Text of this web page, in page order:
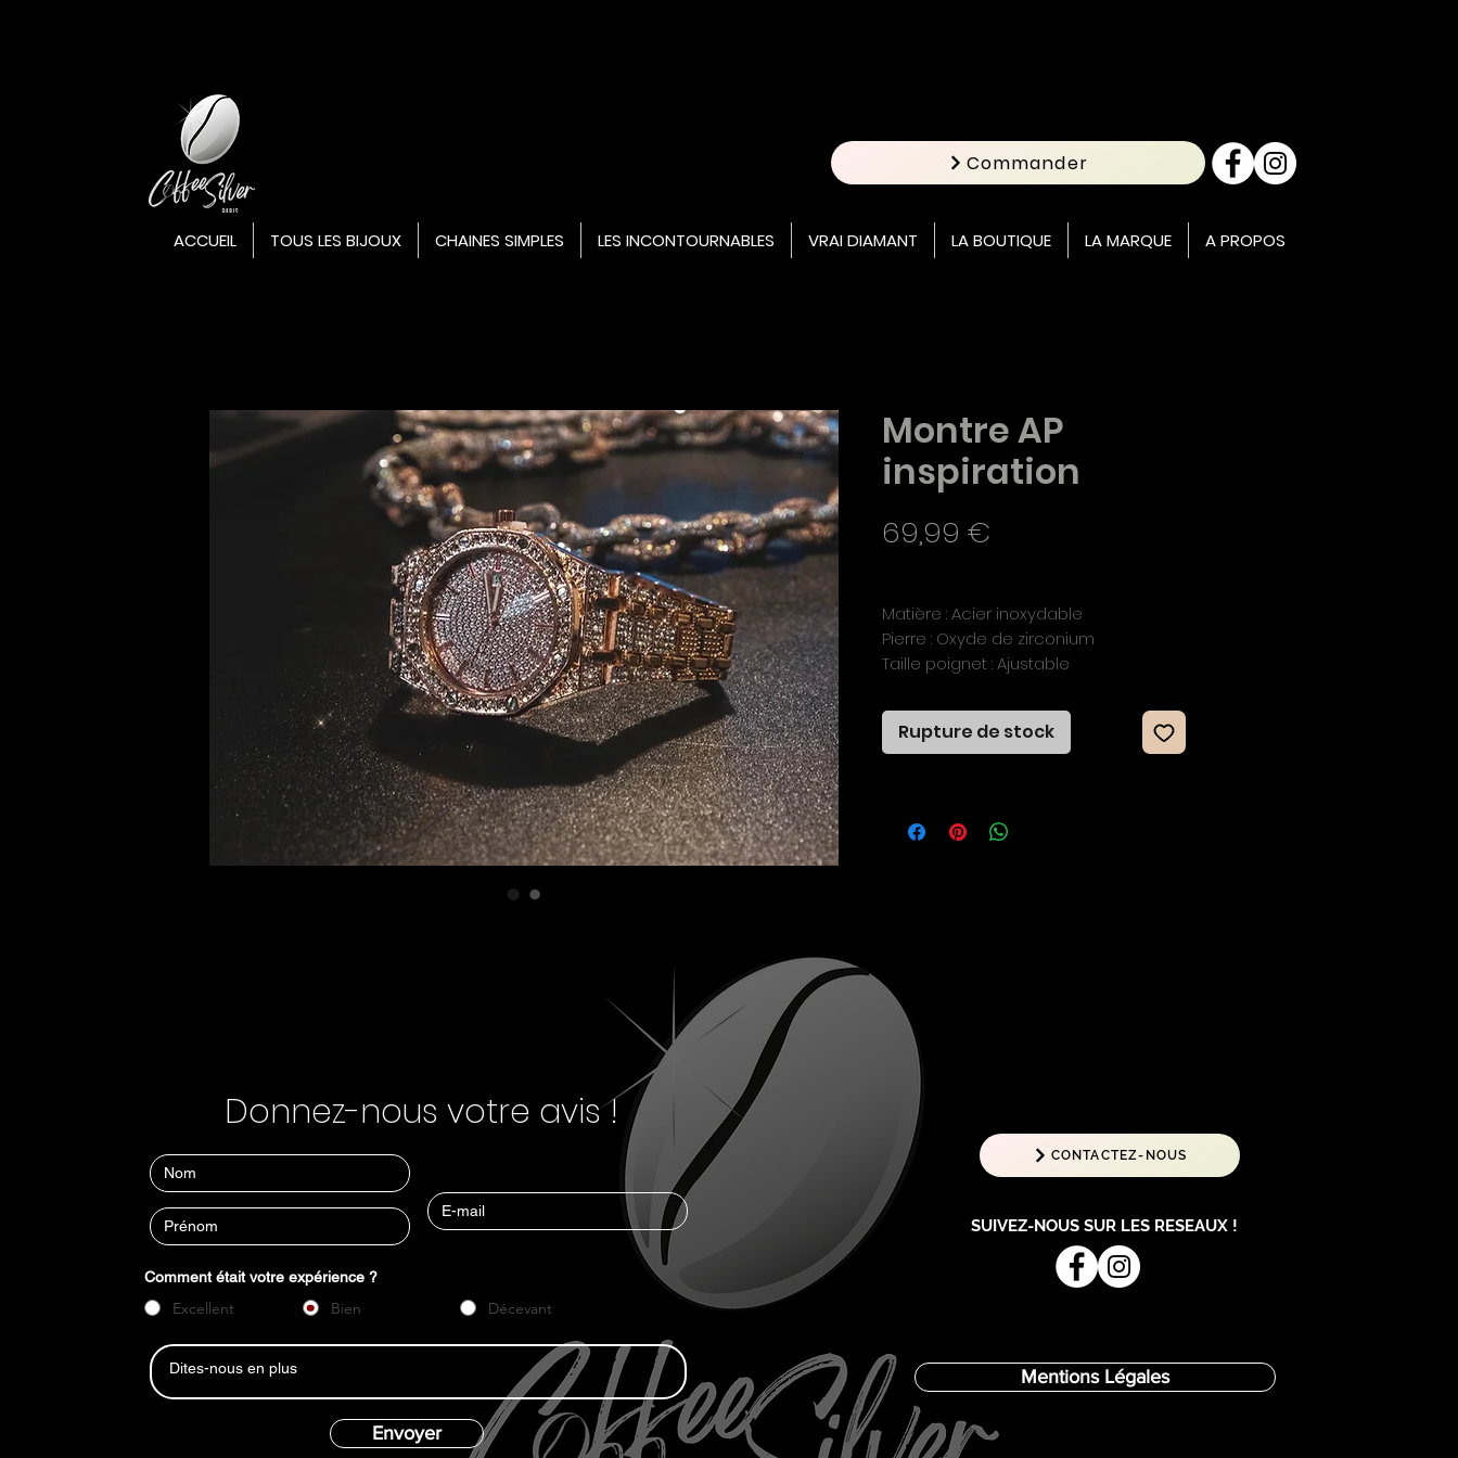
Commander
ACCUEIL TOUS LES BIJOUX CHAINES SIMPLES LES INCONTOURNABLES VRAI DIAMANT LA BOUTIQUE LA MARQUE A PROPOS
Montre AP
inspiration
69,99 €
Matière : Acier inoxydable
Pierre : Oxyde de zirconium
Taille poignet : Ajustable
Rupture de stock
Donnez-nous votre avis !
Comment était votre expérience ?
Excellent Bien Décevant
Envoyer
CONTACTEZ-NOUS
SUIVEZ-NOUS SUR LES RESEAUX !
Mentions Légales